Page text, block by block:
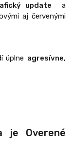
update a
aj červenými
úplne agresívne,
je Overené